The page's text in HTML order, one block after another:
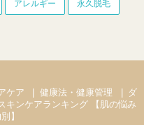
アレルギー 永久脱毛
ケア 健康法・健康管理
ダ
キンケアランキング 【肌の悩み
】